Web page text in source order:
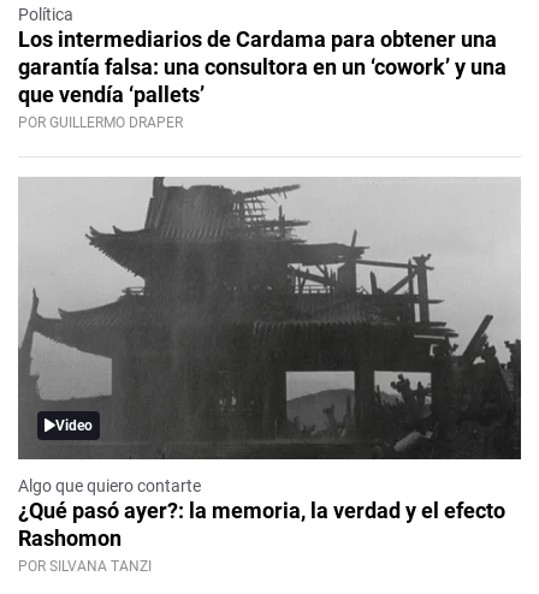
Política
Los intermediarios de Cardama para obtener una
garantía falsa: una consultora en un ‘cowork’ y una
que vendía ‘pallets’
POR GUILLERMO DRAPER
Video
Algo que quiero contarte
¿Qué pasó ayer?: la memoria, la verdad y el efecto
Rashomon
POR SILVANA TANZI